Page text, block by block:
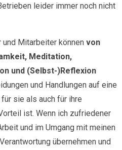
leider immer noch nicht
und Mitarbeiter können von
Meditation,
und (Selbst-)Reflexion
und Handlungen auf eine
sie als auch für ihre
ist. Wenn ich zufriedener
und im Umgang mit meinen
übernehmen und